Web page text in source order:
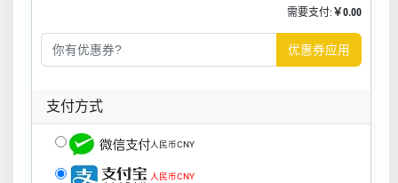
需要支付: ￥0.00
优惠券应用
支付方式
人民币CNY
人民币CNY